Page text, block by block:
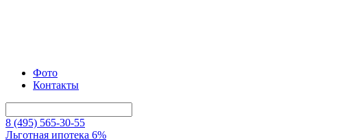
Фото
Контакты
8 (495) 565-30-55
Льготная ипотека 6%